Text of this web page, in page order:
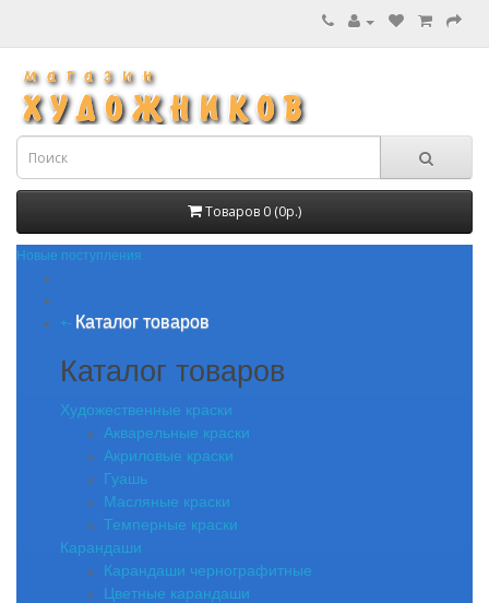
Товаров 0 (0р.)
Новые поступления
+- Каталог товаров
Каталог товаров
Художественные краски
Акварельные краски
Акриловые краски
Гуашь
Масляные краски
Темперные краски
Карандаши
Карандаши чернографитные
Цветные карандаши